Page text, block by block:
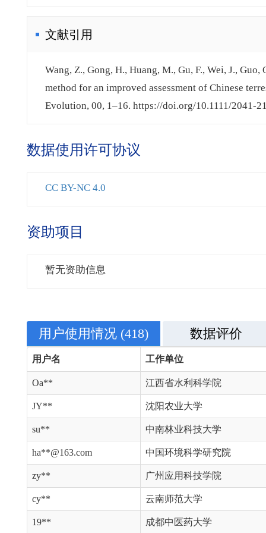
文献引用
Wang, Z., Gong, H., Huang, M., Gu, F., Wei, J.,
method for an improved assessment of Chinese
Evolution, 00, 1–16. https://doi.org/10.1111/2041-
数据使用许可协议
CC BY-NC 4.0
资助项目
暂无资助信息
用户使用情况 (418) 数据评价
用户名 工作单位
Oa** 江西省水利科学院
JY** 沈阳农业大学
su** 中南林业科技大学
ha**@163.com 中国环境科学研究院
zy** 广州应用科技学院
cy** 云南师范大学
19** 成都中医药大学